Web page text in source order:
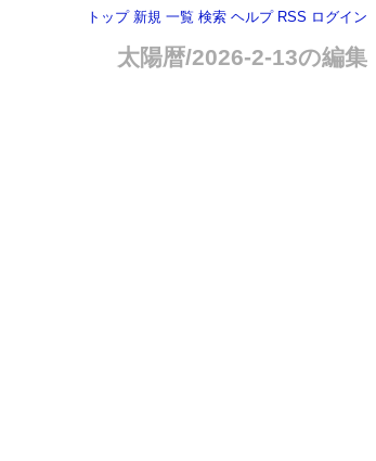
トップ 新規 一覧 検索 ヘルプ RSS ログイン
太陽暦/2026-2-13の編集